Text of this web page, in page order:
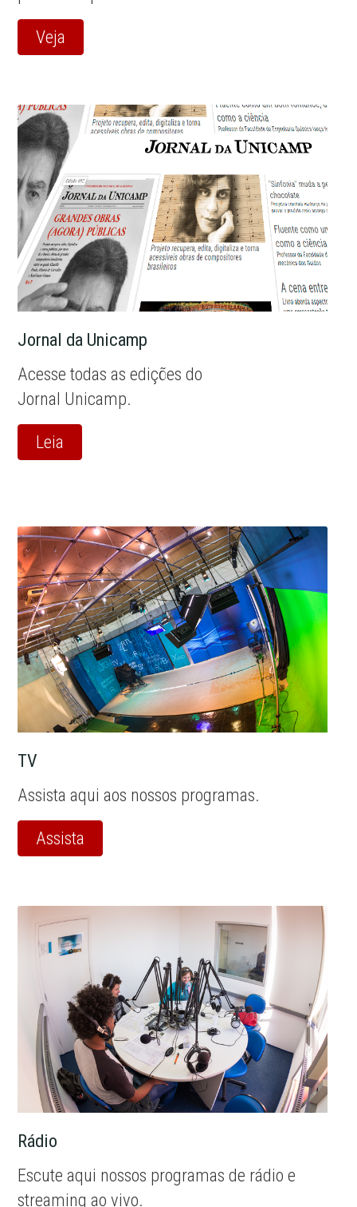
Veja
Jornal da Unicamp
Acesse todas as edições do
Jornal Unicamp.
Leia
TV
Assista aqui aos nossos programas.
Assista
Rádio
Escute aqui nossos programas de rádio e
streaming ao vivo.